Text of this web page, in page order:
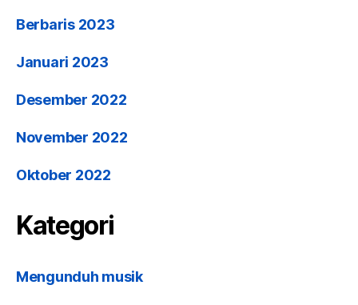
Berbaris 2023
Januari 2023
Desember 2022
November 2022
Oktober 2022
Kategori
Mengunduh musik